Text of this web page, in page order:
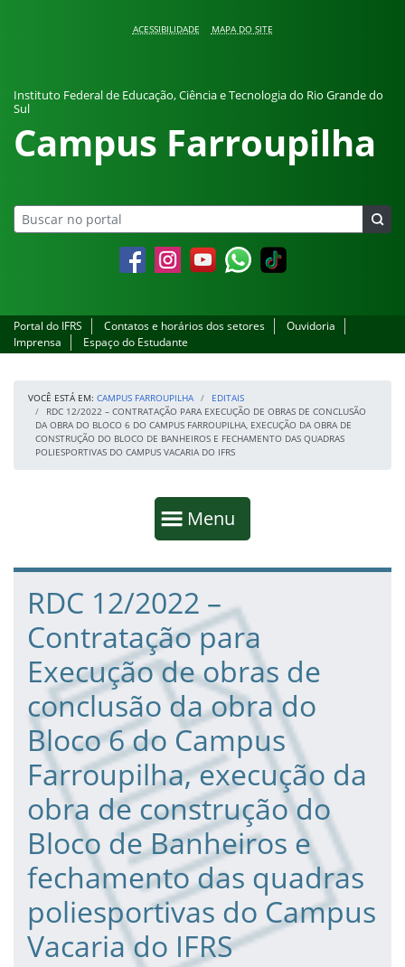
ACESSIBILIDADE MAPA DO SITE
Instituto Federal de Educação, Ciência e Tecnologia do Rio Grande do
Sul
Campus Farroupilha
FacebookInstagramYouTubeWhatsapp
Portal do IFRS Contatos e horários dos setores
Ouvidoria
Imprensa
Espaço do Estudante
VOCÊ ESTÁ EM: CAMPUS FARROUPILHA
EDITAIS
RDC 12/2022 – CONTRATAÇÃO PARA EXECUÇÃO DE OBRAS DE CONCLUSÃO
DA OBRA DO BLOCO 6 DO CAMPUS FARROUPILHA, EXECUÇÃO DA OBRA DE
CONSTRUÇÃO DO BLOCO DE BANHEIROS E FECHAMENTO DAS QUADRAS
POLIESPORTIVAS DO CAMPUS VACARIA DO IFRS
Mostrar
Menu
Fim da navegação
Início do conteúdo
RDC 12/2022 –
Contratação para
Execução de obras de
conclusão da obra do
Bloco 6 do Campus
Farroupilha, execução da
obra de construção do
Bloco de Banheiros e
fechamento das quadras
poliesportivas do Campus
Vacaria do IFRS